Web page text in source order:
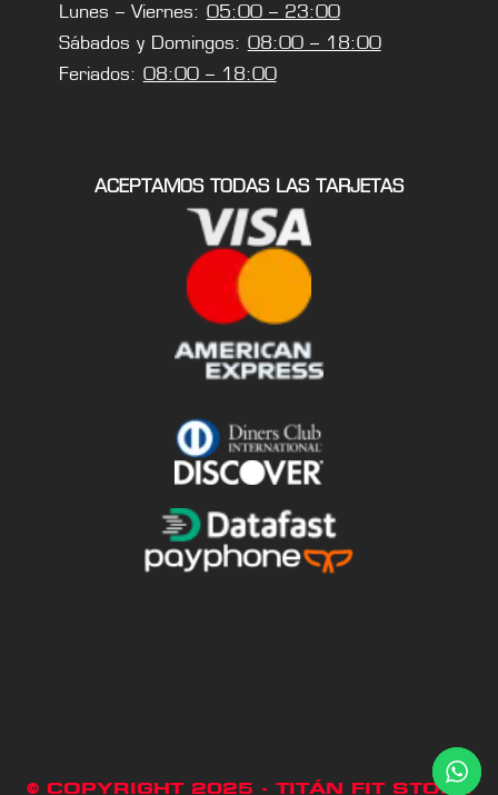
Lunes – Viernes: 05:00 – 23:00
Sábados y Domingos: 08:00 – 18:00
Feriados: 08:00 – 18:00
ACEPTAMOS TODAS LAS TARJETAS
© COPYRIGHT 2025 - TITÁN FIT STORE